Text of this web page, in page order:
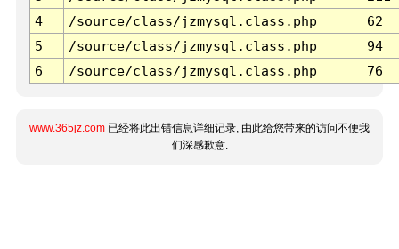
4
/source/class/jzmysql.class.php
62
5
/source/class/jzmysql.class.php
94
6
/source/class/jzmysql.class.php 76
www.365jz.com 已经将此出错信息详细记录, 由此给您带来的访问不便我
们深感歉意.